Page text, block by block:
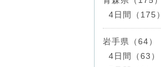
4日間（175）
岩手県（64）
4日間（63）